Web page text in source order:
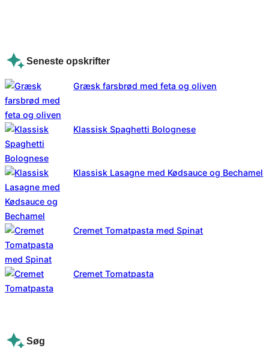
Seneste opskrifter
Græsk farsbrød med feta og oliven
Klassisk Spaghetti Bolognese
Klassisk Lasagne med Kødsauce og Bechamel
Cremet Tomatpasta med Spinat
Cremet Tomatpasta
Søg